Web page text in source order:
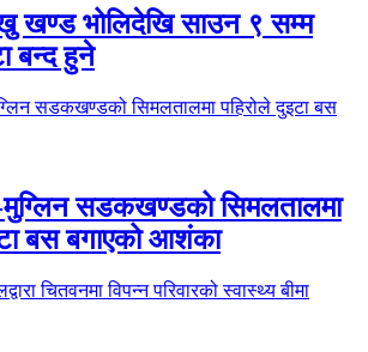
खण्ड भोलिदेखि साउन ९ सम्म
बन्द हुने
मुग्लिन सडकखण्डको सिमलतालमा
बस बगाएको आशंका